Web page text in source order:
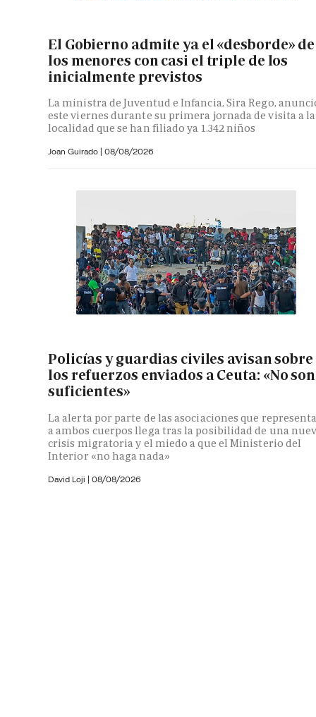
El Gobierno admite ya el «desborde» de
los menores con casi el triple de los
inicialmente previstos
La ministra de Juventud e Infancia, Sira Rego,
este viernes durante su primera jornada de visita a la
localidad que se han filiado ya 1.342 niños
Joan Guirado | 08/08/2026
Policías y guardias civiles avisan sobre
los refuerzos enviados a Ceuta: «No son
suficientes»
La alerta por parte de las asociaciones que
a ambos cuerpos llega tras la posibilidad de una
crisis migratoria y el miedo a que el Ministerio del
Interior «no haga nada»
David Loji | 08/08/2026